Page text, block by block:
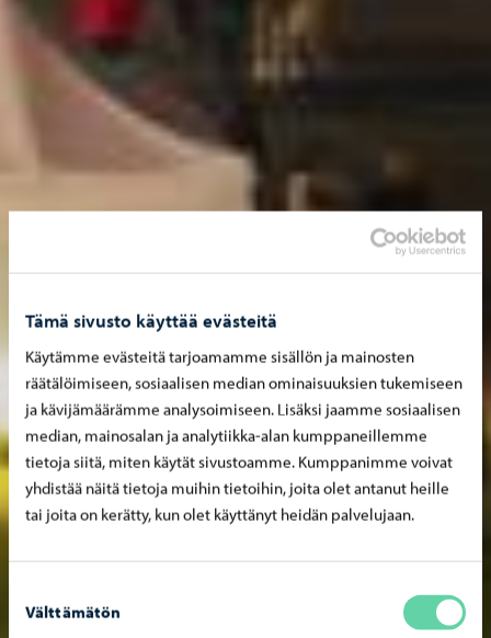
Tämä sivusto käyttää evästeitä
Käytämme evästeitä tarjoamamme sisällön ja mainosten
räätälöimiseen, sosiaalisen median ominaisuuksien tukemiseen
ja kävijämäärämme analysoimiseen. Lisäksi jaamme sosiaalisen
median, mainosalan ja analytiikka-alan kumppaneillemme
tietoja siitä, miten käytät sivustoamme. Kumppanimme voivat
yhdistää näitä tietoja muihin tietoihin, joita olet antanut heille
tai joita on kerätty, kun olet käyttänyt heidän palvelujaan.
valinta
Välttämätön